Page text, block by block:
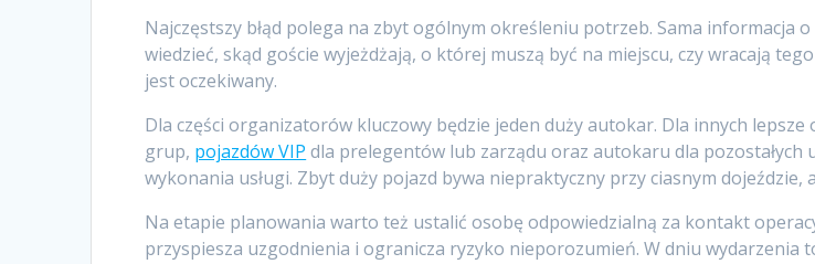
Najczęstszy błąd polega na zbyt ogólnym określeniu potrzeb. Sama informacja
wiedzieć, skąd goście wyjeżdżają, o której muszą być na miejscu, czy wracają
jest oczekiwany.
Dla części organizatorów kluczowy będzie jeden duży autokar. Dla innych
grup, pojazdów VIP dla prelegentów lub zarządu oraz autokaru dla
wykonania usługi. Zbyt duży pojazd bywa niepraktyczny przy ciasnym
Na etapie planowania warto też ustalić osobę odpowiedzialną za kontakt
przyspiesza uzgodnienia i ogranicza ryzyko nieporozumień. W dniu wydarzenia